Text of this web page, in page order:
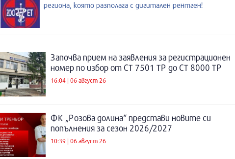
региона, която разполага с дигитален рентген!
Започва прием на заявления за регистрационен
номер по избор от СТ 7501 ТР до СТ 8000 ТР
16:04 | 06 август 26
ФК „Розова долина“ представи новите си
попълнения за сезон 2026/2027
10:39 | 06 август 26